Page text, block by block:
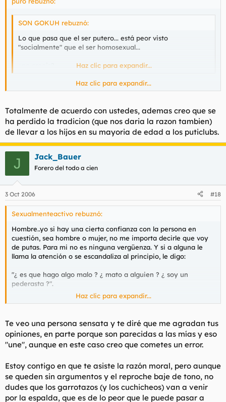
SON GOKUH rebuznó:
Lo que pasa que el ser putero... está peor visto
"socialmente" que el ser homosexual...
Haz clic para expandir...
Se que lo que voy a decir no es políticamente correcto, pero es
Yo prefiere antes un hijo putero a uno homosexual.
El putero al menos podrá darme nietos.
Demasiados, si no se anda con cuidado.
Haz clic para expandir...
Totalmente de acuerdo con ustedes, ademas creo que se
ha perdido la tradicion (que nos daria la razon tambien)
de llevar a los hijos en su mayoria de edad a los puticlubs.
J Jack_Bauer
Forero del todo a cien
3 Oct 2006 #18
Sexualmenteactivo rebuznó:
Hombre..yo si hay una cierta confianza con la persona en
cuestión, sea hombre o mujer, no me importa decirle que voy
de putas. Para mi no es ninguna vergüenza. Y si a alguna le
llama la atención o se escandaliza al principio, le digo:
"¿ es que hago algo malo ? ¿ mato a alguien ? ¿ soy un
pederasta ?".
Claro, la respuesta es no. Entonces, queda claro que si lo que
hacen voluntariamente....con personas encantadoras a las que
siempre trato lo mejor posible.. y que me consta que se
encuentran a gusto conmigo. Entonces....¿ qué hay de malo en
ello ?
Cuando pongo estos argumentos sobre la mesa, el "reproche"
baja..y tan solo te dan la recomendación habitual: "ve con
cuidado".
Haz clic para expandir...
Te veo una persona sensata y te diré que me agradan tus
opiniones, en parte porque son parecidas a las mías y eso
"une", aunque en este caso creo que cometes un error.
Estoy contigo en que te asiste la razón moral, pero aunque
se queden sin argumentos y el reproche baje de tono, no
dudes que los garrotazos (y los cuchicheos) van a venir
por la espalda, que es de lo peor que le puede pasar a